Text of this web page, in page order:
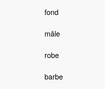
fond
mâle
robe
barbe